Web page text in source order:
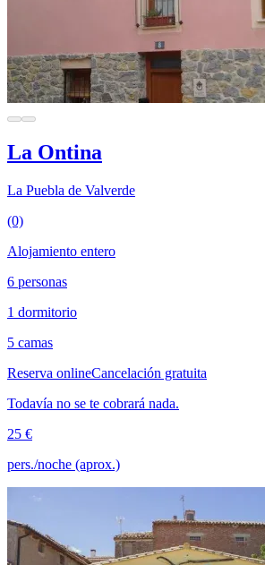
La Ontina
La Puebla de Valverde
(0)
Alojamiento entero
6 personas
1 dormitorio
5 camas
Reserva onlineCancelación gratuita
Todavía no se te cobrará nada.
25 €
pers./noche (aprox.)